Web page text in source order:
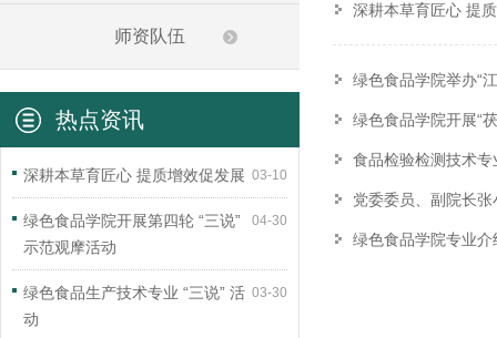
师资队伍
热点资讯
03-10
深耕本草育匠心 提质增效促发展
04-30
绿色食品学院开展第四轮 “三说”
示范观摩活动
03-30
绿色食品生产技术专业 “三说” 活
动
深耕本草育匠心 提
绿色食品学院举办“
绿色食品学院开展“
食品检验检测技术专
党委委员、副院长
绿色食品学院专业介